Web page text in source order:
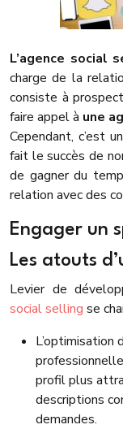
L’agence social
charge de la
consiste à
faire appel à une
Cependant, c’est
fait le succès de
de gagner du
relation avec des
Engager un
Les atouts
Levier de
social selling se
profil plus
descriptions
demandes.